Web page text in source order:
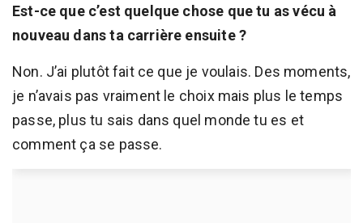
Est-ce que c’est quelque chose que tu as vécu à
nouveau dans ta carrière ensuite ?
Non. J’ai plutôt fait ce que je voulais. Des moments,
je n’avais pas vraiment le choix mais plus le temps
passe, plus tu sais dans quel monde tu es et
comment ça se passe.